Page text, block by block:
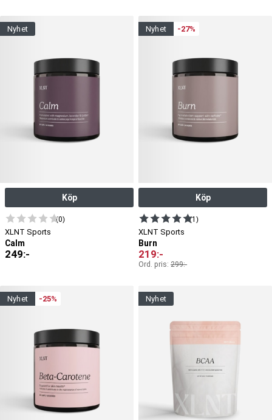
nyhet
Köp
(0)
XLNT Sports
Calm
249:-
nyhet -27%
Köp
(1)
XLNT Sports
Burn
219:-
Ord. pris: 299:-
nyhet -25% nyhet